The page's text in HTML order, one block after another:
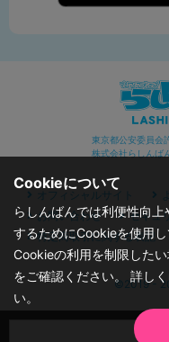
東京都公安委員会
株式会社らしんばん
オフィシャルサイト
お問い合わせ
セキュ
特定商取引に関する表記
©2019 -
Cookieについて
らしんばんでは利便性向
するためにCookieを使用し
Cookieの利用を制限した
をご確認ください。 詳し
い。